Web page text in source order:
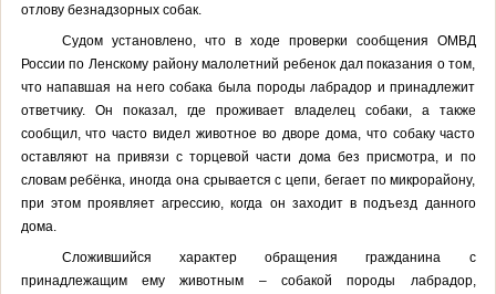
отлову безнадзорных собак.
Судом установлено, что в ходе проверки сообщения ОМВД
России по Ленскому району малолетний ребенок дал показания о том,
что напавшая на него собака была породы лабрадор и принадлежит
ответчику. Он показал, где проживает владелец собаки, а также
сообщил, что часто видел животное во дворе дома, что собаку часто
оставляют на привязи с торцевой части дома без присмотра, и по
словам ребёнка, иногда она срывается с цепи, бегает по микрорайону,
при этом проявляет агрессию, когда он заходит в подъезд данного
дома.
Сложившийся характер обращения гражданина с
принадлежащим ему животным – собакой породы лабрадор,